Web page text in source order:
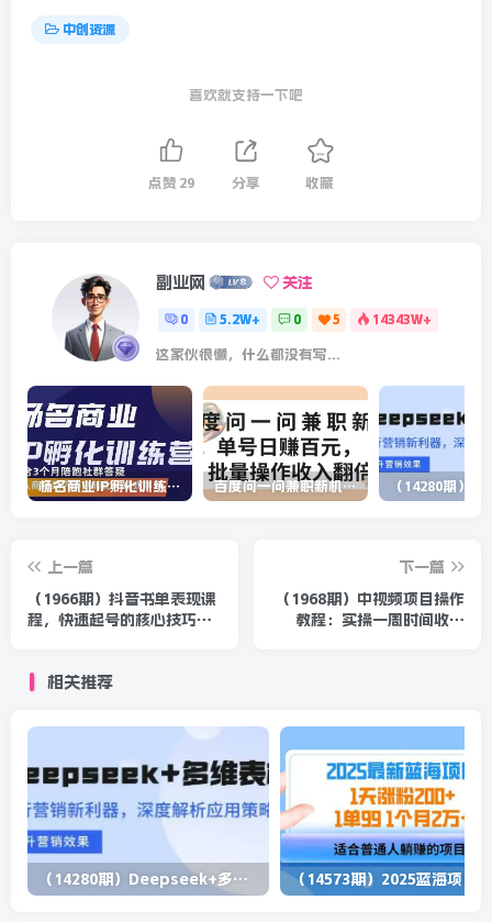
中创资源
喜欢就支持一下吧
点赞 29 分享 收藏
副业网 关注
0 5.2W+ 0 5 14343W+
这家伙很懒，什么都没有写...
杨名商业IP孵化训练营，从商业到内容到转化一站式学 价值5980元 百度问一问兼职新机遇，单号日赚百元，批量操作收入翻倍
上一篇
（1966期）抖音书单表现课
程，快速起号的核心技巧及
下一篇
（1968期）中视频项目操作
教程：实操一周时间收入
相关推荐
（14280期）Deepseek+多维表格，银行营销新利器，深度解析应用策略，提升营销效果